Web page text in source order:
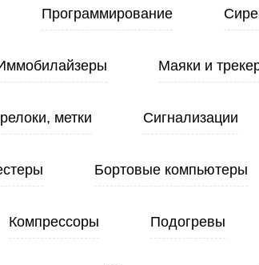
Программирование
Маяки и
метки Сигнализации
Бортовые компьютеры
Компрессоры Подогревы